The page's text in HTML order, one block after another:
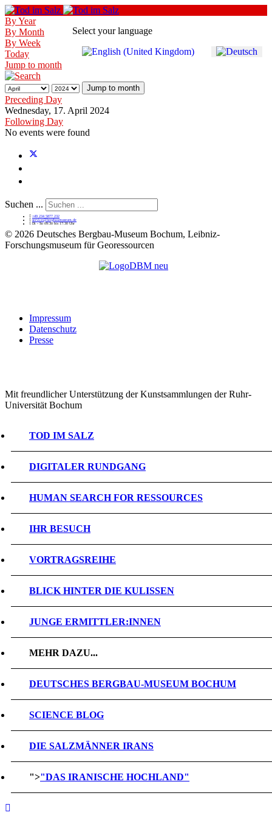
Select your language
By Year
By Month
By Week
Today
Jump to month
Jump to month
Preceding Day
Wednesday, 17. April 2024
Following Day
No events were found
Suchen ...
+49 234 5877 232
service@bergbaumuseum.de
Di - So 09:30 bis 17:30 Uhr
© 2026 Deutsches Bergbau-Museum Bochum, Leibniz-
Forschungsmuseum für Georessourcen
Impressum
Datenschutz
Presse
Mit freundlicher Unterstützung der Kunstsammlungen der Ruhr-
Universität Bochum
TOD IM SALZ
DIGITALER RUNDGANG
HUMAN SEARCH FOR RESSOURCES
IHR BESUCH
VORTRAGSREIHE
BLICK HINTER DIE KULISSEN
JUNGE ERMITTLER:INNEN
MEHR DAZU...
DEUTSCHES BERGBAU-MUSEUM BOCHUM
SCIENCE BLOG
DIE SALZMÄNNER IRANS
">"DAS IRANISCHE HOCHLAND"